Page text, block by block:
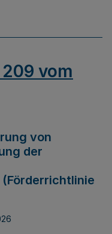
vom
von
der